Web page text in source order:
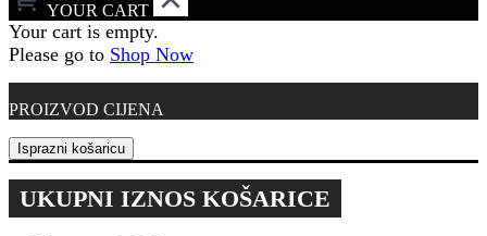
YOUR CART
Your cart is empty.
Please go to Shop Now
PROIZVOD CIJENA
Isprazni košaricu
UKUPNI IZNOS KOŠARICE